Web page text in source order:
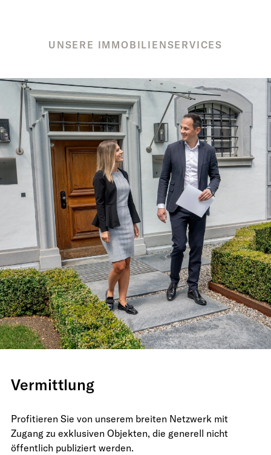
UNSERE IMMOBILIENSERVICES
Vermittlung
Profitieren Sie von unserem breiten Netzwerk mit
Zugang zu exklusiven Objekten, die generell nicht
öffentlich publiziert werden.